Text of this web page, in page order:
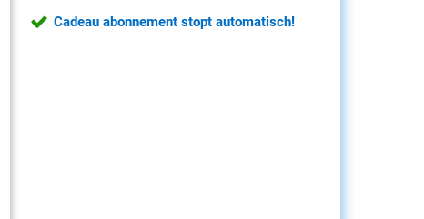
Cadeau abonnement stopt automatisch!